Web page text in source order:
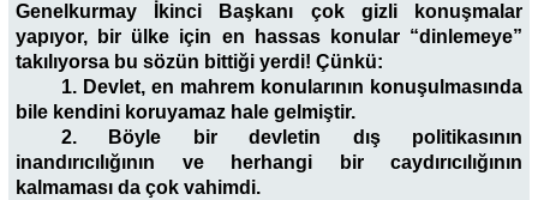
Genelkurmay İkinci Başkanı çok gizli konuşmalar
yapıyor, bir ülke için en hassas konular “dinlemeye”
takılıyorsa bu sözün bittiği yerdi! Çünkü:
1. Devlet, en mahrem konularının konuşulmasında
bile kendini koruyamaz hale gelmiştir.
2. Böyle bir devletin dış politikasının
inandırıcılığının ve herhangi bir caydırıcılığının
kalmaması da çok vahimdi.